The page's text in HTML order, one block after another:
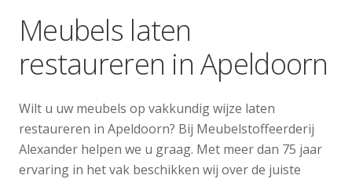
Meubels laten
restaureren in Apeldoorn
Wilt u uw meubels op vakkundig wijze laten
restaureren in Apeldoorn? Bij Meubelstoffeerderij
Alexander helpen we u graag. Met meer dan 75 jaar
ervaring in het vak beschikken wij over de juiste